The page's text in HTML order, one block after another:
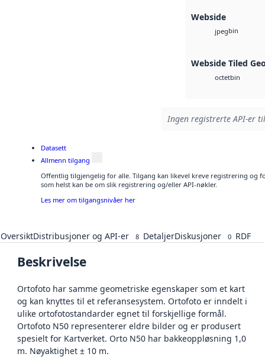
Webside
jpegbin
Webside Tiled
octetbin
Ingen registrerte API-er
Datasett
Allmenn tilgang
Offentlig tilgjengelig for alle. Tilgang kan likevel kreve registrering og
som helst kan be om slik registrering og/eller API-nøkler.
Les mer om tilgangsnivåer her
OversiktDistribusjoner og API-er 8 DetaljerDiskusjoner 0 RDF
Beskrivelse
Ortofoto har samme geometriske egenskaper som et kart
og kan knyttes til et referansesystem. Ortofoto er inndelt i
ulike ortofotostandarder egnet til forskjellige formål.
Ortofoto N50 representerer eldre bilder og er produsert
spesielt for Kartverket. Orto N50 har bakkeoppløsning 1,0
m. Nøyaktighet ± 10 m.